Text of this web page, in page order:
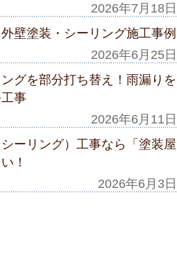
2026年7月18日
壁塗装・シーリング施工事例
2026年6月25日
グを部分打ち替え！雨漏りを
事
2026年6月11日
ーリング）工事なら「塗装屋
！
2026年6月3日